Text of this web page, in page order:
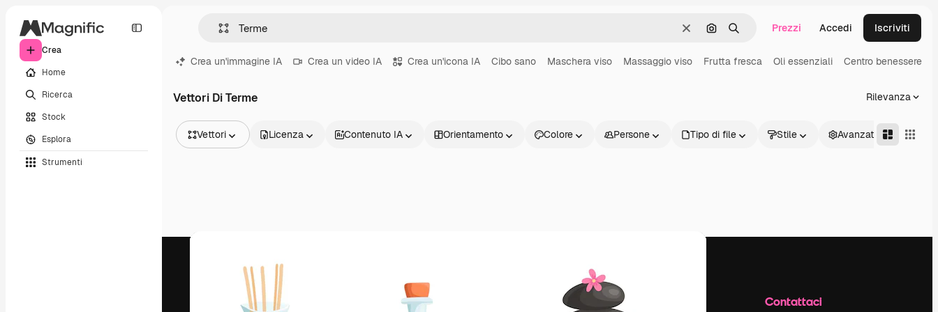
Crea
Home
Ricerca
Stock
Esplora
Strumenti
CancellaCerca per immagine
Ricerca Prezzi Accedi Iscriviti
Crea un'immagine IA Crea un video IA Crea un'icona IA Cibo sano Maschera viso Massaggio viso Frutta fresca Oli essenziali Centro benessere
Vettori Di Terme Rilevanza
Vettori
Video
Modelli di video
Licenza Contenuto IA Orientamento Colore Persone Tipo di file Stile Avanzate
Inizia Contattaci